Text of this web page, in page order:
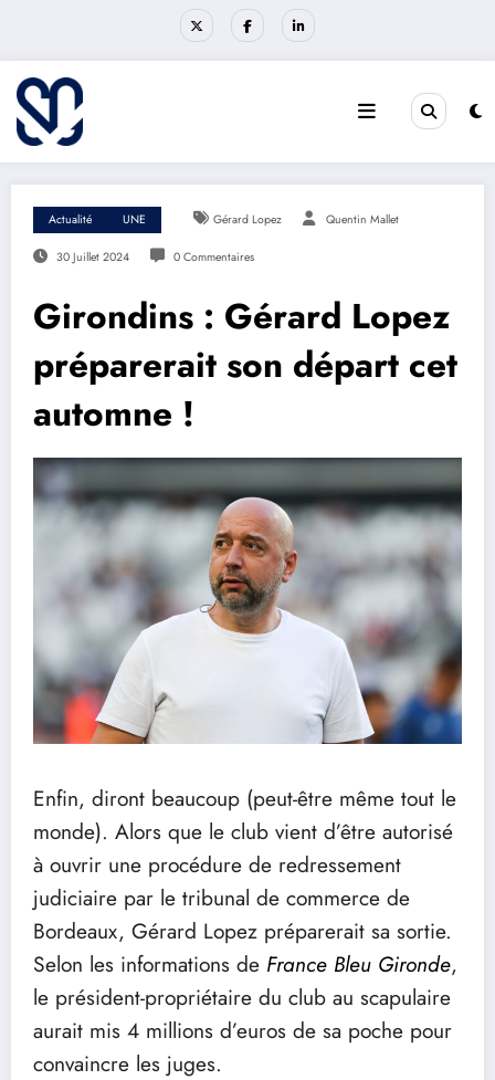
Actualité UNE Gérard Lopez Quentin Mallet
30 Juillet 2024 0 Commentaires
Girondins : Gérard Lopez
préparerait son départ cet
automne !
Enfin, diront beaucoup (peut-être même tout le
monde). Alors que le club vient d’être autorisé
à ouvrir une procédure de redressement
judiciaire par le tribunal de commerce de
Bordeaux, Gérard Lopez préparerait sa sortie.
Selon les informations de France Bleu Gironde,
le président-propriétaire du club au scapulaire
aurait mis 4 millions d’euros de sa poche pour
convaincre les juges.